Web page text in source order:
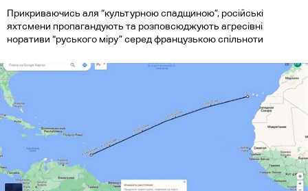
Прикриваючись аля “культурною спадщиною”, російські
яхтсмени пропагандують та розповсюджують агресівні
норативи “руського міру” серед французькою спільноти